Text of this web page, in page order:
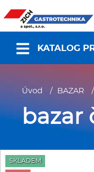
KATALOG
Nabídky
Gastronádoby
Úvod / BAZAR /
bazar
SKLADEM